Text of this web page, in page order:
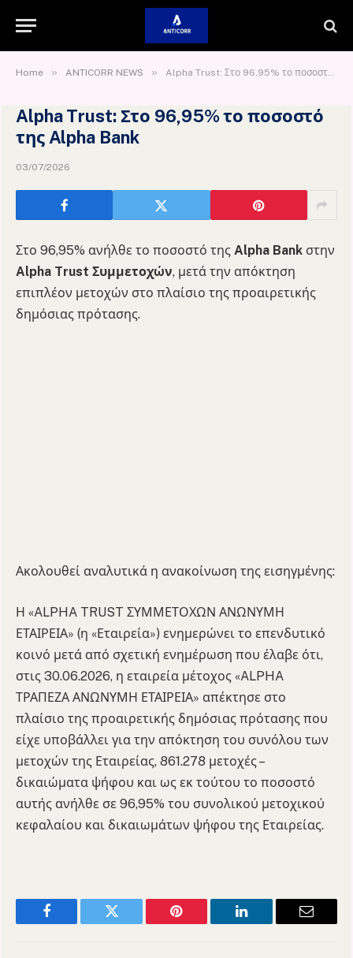
Home » ANTICORR NEWS » Alpha Trust: Στο 96,95% το ποσοστό της Alpha Bank
Alpha Trust: Στο 96,95% το ποσοστό
της Alpha Bank
03/07/2026
Στο 96,95% ανήλθε το ποσοστό της Alpha Bank στην
Alpha Trust Συμμετοχών, μετά την απόκτηση
επιπλέον μετοχών στο πλαίσιο της προαιρετικής
δημόσιας πρότασης.
Ακολουθεί αναλυτικά η ανακοίνωση της εισηγμένης:
Η «ALPHA TRUST ΣΥΜΜΕΤΟΧΩΝ ΑΝΩΝΥΜΗ
ΕΤΑΙΡΕΙΑ» (η «Εταιρεία») ενημερώνει το επενδυτικό
κοινό μετά από σχετική ενημέρωση που έλαβε ότι,
στις 30.06.2026, η εταιρεία μέτοχος «ALPHA
ΤΡΑΠΕΖΑ ΑΝΩΝΥΜΗ ΕΤΑΙΡΕΙΑ» απέκτησε στο
πλαίσιο της προαιρετικής δημόσιας πρότασης που
είχε υποβάλλει για την απόκτηση του συνόλου των
μετοχών της Εταιρείας, 861.278 μετοχές –
δικαιώματα ψήφου και ως εκ τούτου το ποσοστό
αυτής ανήλθε σε 96,95% του συνολικού μετοχικού
κεφαλαίου και δικαιωμάτων ψήφου της Εταιρείας.
Facebook Twitter Pinterest LinkedIn Email